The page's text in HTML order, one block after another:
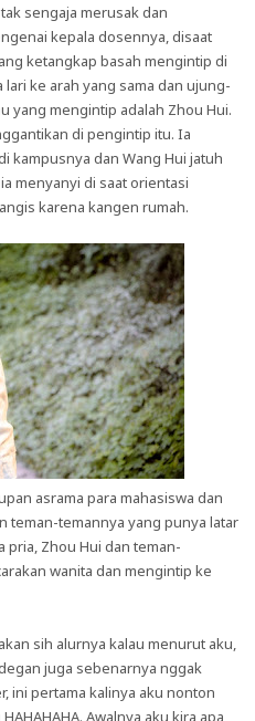
sengaja merusak dan
kepala dosennya, disaat
ketangkap basah mengintip di
ke arah yang sama dan ujung-
yang mengintip adalah Zhou Hui.
di pengintip itu. Ia
kampusnya dan Wang Hui jatuh
menyanyi di saat orientasi
karena kangen rumah.
asrama para mahasiswa dan
teman-temannya yang punya latar
pria, Zhou Hui dan teman-
wanita dan mengintip ke
sih alurnya kalau menurut aku,
juga sebenarnya nggak
ini pertama kalinya aku nonton
Awalnya aku kira apa